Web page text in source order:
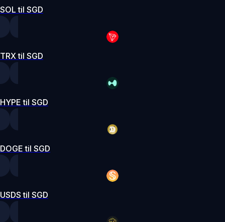
SOL til SGD
TRX til SGD
HYPE til SGD
DOGE til SGD
USDS til SGD